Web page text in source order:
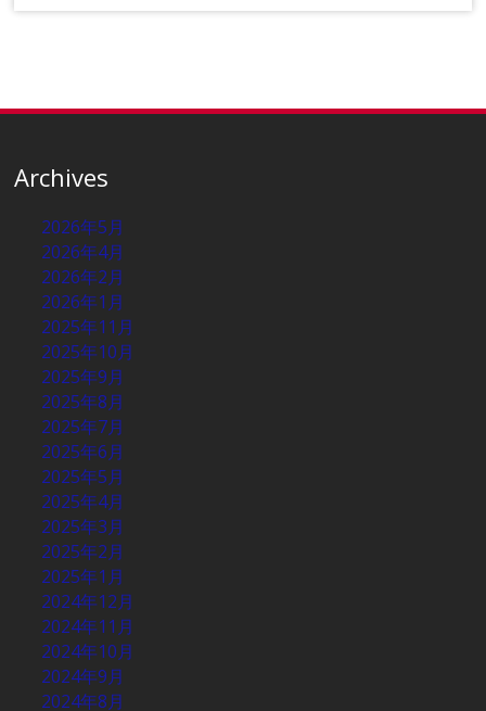
Archives
2026年5月
2026年4月
2026年2月
2026年1月
2025年11月
2025年10月
2025年9月
2025年8月
2025年7月
2025年6月
2025年5月
2025年4月
2025年3月
2025年2月
2025年1月
2024年12月
2024年11月
2024年10月
2024年9月
2024年8月